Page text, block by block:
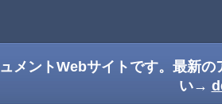
メントWebサイトです。最新
い→